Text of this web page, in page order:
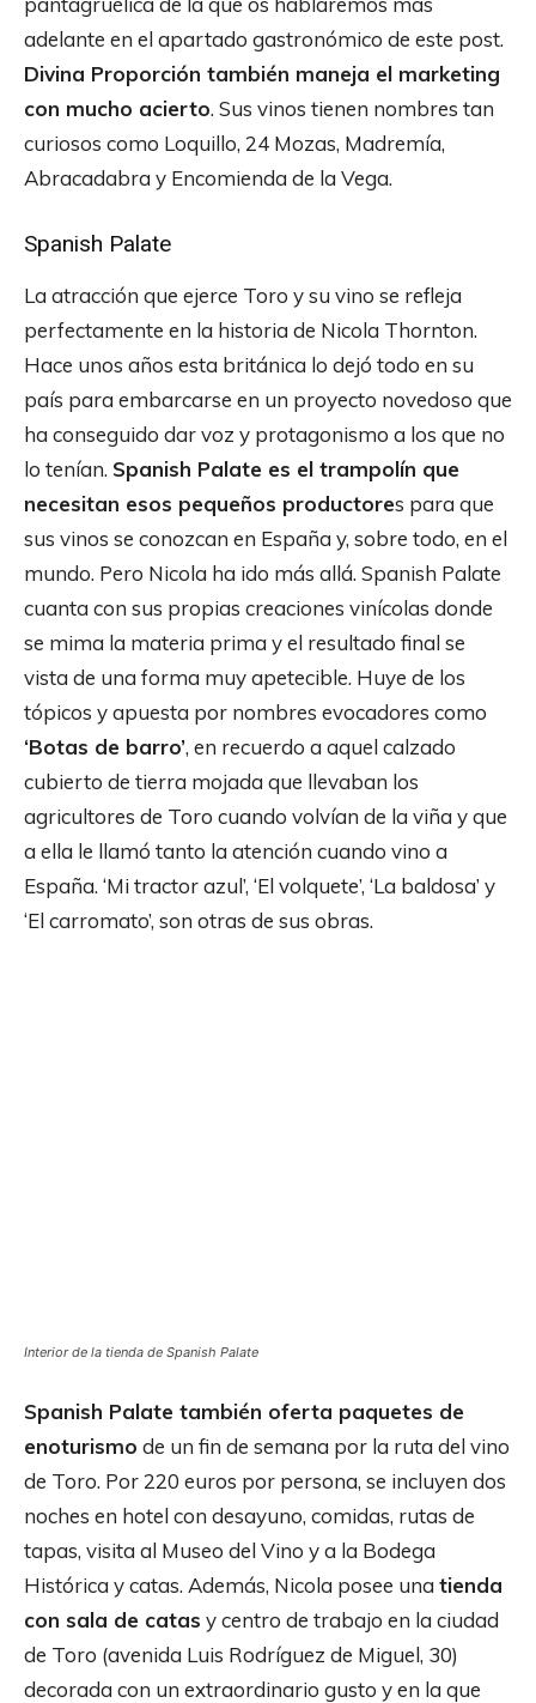
adelante en el apartado gastronómico de este post.
Divina Proporción también maneja el marketing
con mucho acierto. Sus vinos tienen nombres tan
curiosos como Loquillo, 24 Mozas, Madremía,
Abracadabra y Encomienda de la Vega.
Spanish Palate
La atracción que ejerce Toro y su vino se refleja
perfectamente en la historia de Nicola Thornton.
Hace unos años esta británica lo dejó todo en su
país para embarcarse en un proyecto novedoso que
ha conseguido dar voz y protagonismo a los que no
lo tenían. Spanish Palate es el trampolín que
necesitan esos pequeños productores para que
sus vinos se conozcan en España y, sobre todo, en el
mundo. Pero Nicola ha ido más allá. Spanish Palate
cuanta con sus propias creaciones vinícolas donde
se mima la materia prima y el resultado final se
vista de una forma muy apetecible. Huye de los
tópicos y apuesta por nombres evocadores como
‘Botas de barro’, en recuerdo a aquel calzado
cubierto de tierra mojada que llevaban los
agricultores de Toro cuando volvían de la viña y que
a ella le llamó tanto la atención cuando vino a
España. ‘Mi tractor azul’, ‘El volquete’, ‘La baldosa’ y
‘El carromato’, son otras de sus obras.
Interior de la tienda de Spanish Palate
Spanish Palate también oferta paquetes de
enoturismo de un fin de semana por la ruta del vino
de Toro. Por 220 euros por persona, se incluyen dos
noches en hotel con desayuno, comidas, rutas de
tapas, visita al Museo del Vino y a la Bodega
Histórica y catas. Además, Nicola posee una tienda
con sala de catas y centro de trabajo en la ciudad
de Toro (avenida Luis Rodríguez de Miguel, 30)
decorada con un extraordinario gusto y en la que